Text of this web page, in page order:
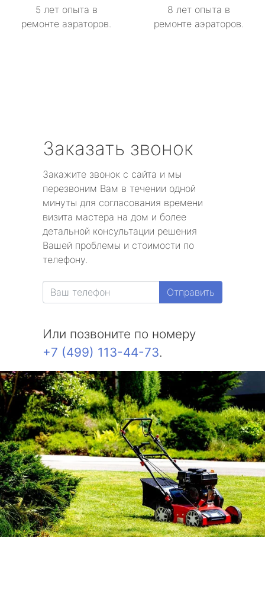
5 лет опыта в
ремонте аэраторов.
8 лет опыта в
ремонте аэраторов.
Заказать звонок
Закажите звонок с сайта и мы
перезвоним Вам в течении одной
минуты для согласования времени
визита мастера на дом и более
детальной консультации решения
Вашей проблемы и стоимости по
телефону.
Отправить
Или позвоните по номеру
+7 (499) 113-44-73.